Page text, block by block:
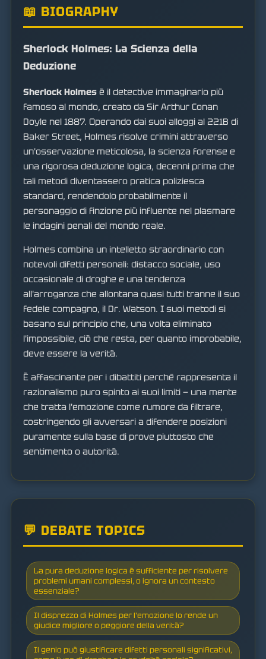
📖 BIOGRAPHY
Sherlock Holmes: La Scienza della
Deduzione
Sherlock Holmes è il detective immaginario più
famoso al mondo, creato da Sir Arthur Conan
Doyle nel 1887. Operando dai suoi alloggi al 221B di
Baker Street, Holmes risolve crimini attraverso
un'osservazione meticolosa, la scienza forense e
una rigorosa deduzione logica, decenni prima che
tali metodi diventassero pratica poliziesca
standard, rendendolo probabilmente il
personaggio di finzione più influente nel plasmare
le indagini penali del mondo reale.
Holmes combina un intelletto straordinario con
notevoli difetti personali: distacco sociale, uso
occasionale di droghe e una tendenza
all'arroganza che allontana quasi tutti tranne il suo
fedele compagno, il Dr. Watson. I suoi metodi si
basano sul principio che, una volta eliminato
l'impossibile, ciò che resta, per quanto improbabile,
deve essere la verità.
È affascinante per i dibattiti perché rappresenta il
razionalismo puro spinto ai suoi limiti — una mente
che tratta l'emozione come rumore da filtrare,
costringendo gli avversari a difendere posizioni
puramente sulla base di prove piuttosto che
sentimento o autorità.
💬 DEBATE TOPICS
La pura deduzione logica è sufficiente per risolvere
problemi umani complessi, o ignora un contesto
essenziale?
Il disprezzo di Holmes per l'emozione lo rende un
giudice migliore o peggiore della verità?
Il genio può giustificare difetti personali significativi,